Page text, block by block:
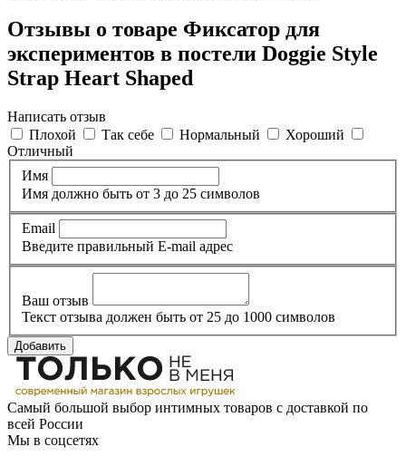
Отзывы о товаре Фиксатор для
экспериментов в постели Doggie Style
Strap Heart Shaped
Написать отзыв
Плохой
Так себе Нормальный
Хороший
Отличный
Имя
Имя должно быть от 3 до 25 символов
Email
Введите правильный E-mail адрес
Ваш отзыв
Текст отзыва должен быть от 25 до 1000 символов
Добавить
Самый большой выбор интимных товаров с доставкой по
всей России
Мы в соцсетях